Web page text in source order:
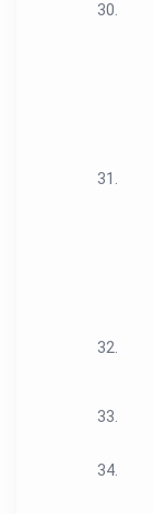
30.
31.
32.
33.
34.